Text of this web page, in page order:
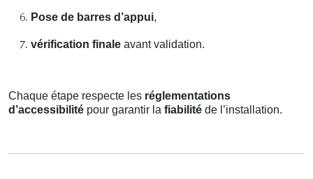
Pose de barres d’appui,
vérification finale avant validation.
Chaque étape respecte les réglementations
d’accessibilité pour garantir la fiabilité de l’installation.